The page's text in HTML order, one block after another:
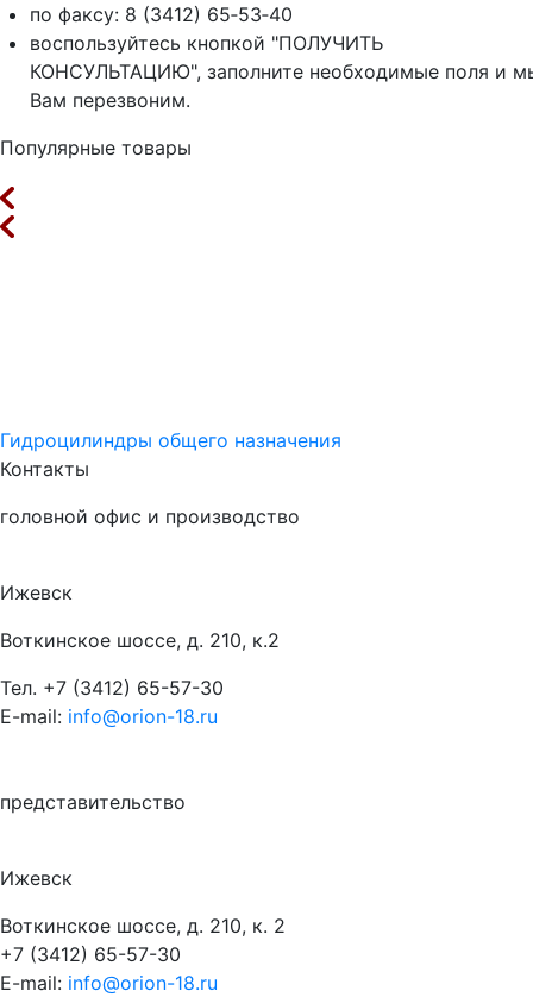
по факсу: 8 (3412) 65‑53‑40
воспользуйтесь кнопкой "ПОЛУЧИТЬ
КОНСУЛЬТАЦИЮ", заполните необходимые поля и
Вам перезвоним.
Популярные товары
Гидроцилиндры общего назначения
Контакты
головной офис и производство
Ижевск
Воткинское шоссе, д. 210, к.2
Тел. +7 (3412) 65-57-30
E-mail: info@orion-18.ru
представительство
Ижевск
Воткинское шоссе, д. 210, к. 2
+7 (3412) 65-57-30
E-mail: info@orion-18.ru